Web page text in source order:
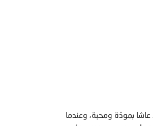
بمودّة ومحبة، وعندما